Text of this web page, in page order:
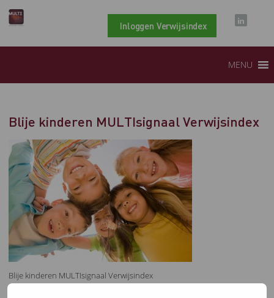
Inloggen Verwijsindex
MENU
Blije kinderen MULTIsignaal Verwijsindex
Blije kinderen MULTIsignaal Verwijsindex